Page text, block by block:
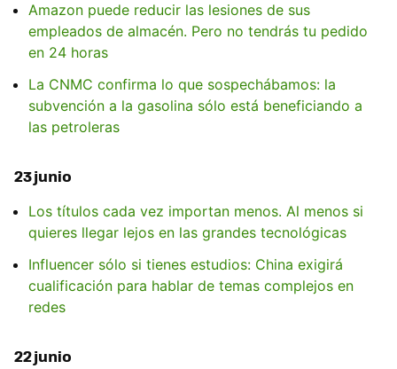
Amazon puede reducir las lesiones de sus
empleados de almacén. Pero no tendrás tu pedido
en 24 horas
La CNMC confirma lo que sospechábamos: la
subvención a la gasolina sólo está beneficiando a
las petroleras
23 junio
Los títulos cada vez importan menos. Al menos si
quieres llegar lejos en las grandes tecnológicas
Influencer sólo si tienes estudios: China exigirá
cualificación para hablar de temas complejos en
redes
22 junio